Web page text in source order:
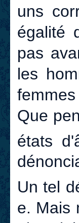
uns
égalité
pas
les
Que
états
Un tel
e. Mais